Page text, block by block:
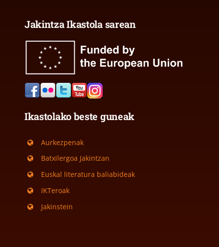
Jakintza Ikastola sarean
Ikastolako beste guneak
Aurkezpenak
Batxilergoa Jakintzan
Euskal literatura baliabideak
IKTeroak
Jakinstein